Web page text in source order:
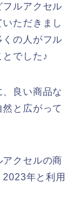
ルアクセル
ただきまし
の人がフル
でした♪
良い商品な
と広がって
クセルの商
年と利用